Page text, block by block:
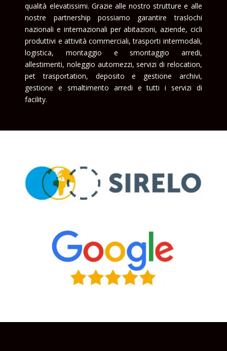
qualità elevatissimi. Grazie alle nostro strutture e alle
nostre partnership possiamo garantire traslochi
nazionali e internazionali per abitazioni, aziende, cicli
produttivi e attività commerciali, trasporti intermodali,
logistica, montaggio e smontaggio arredi,
allestimenti, noleggio automezzi, servizi di relocation,
pet trasportation, deposito e gestione archivi,
gestione e smaltimento arredi e tutti i servizi di
facility.